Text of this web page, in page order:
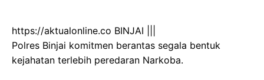
https://aktualonline.co BINJAI |||
Polres Binjai komitmen berantas segala bentuk
kejahatan terlebih peredaran Narkoba.